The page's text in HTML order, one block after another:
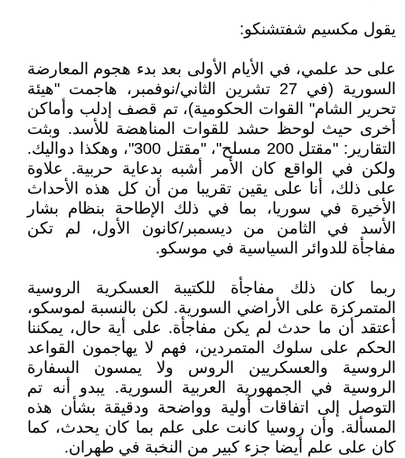
يقول مكسيم شفتشنكو:
على حد علمي، في الأيام الأولى بعد بدء هجوم المعارضة
السورية (في 27 تشرين الثاني/نوفمبر، هاجمت "هيئة
تحرير الشام" القوات الحكومية)، تم قصف إدلب وأماكن
أخرى حيث لوحظ حشد للقوات المناهضة للأسد. وبثت
التقارير: "مقتل 200 مسلح"، "مقتل 300"، وهكذا دواليك.
ولكن في الواقع كان الأمر أشبه بدعاية حربية. علاوة
على ذلك، أنا على يقين تقريبا من أن كل هذه الأحداث
الأخيرة في سوريا، بما في ذلك الإطاحة بنظام بشار
الأسد في الثامن من ديسمبر/كانون الأول، لم تكن
مفاجأة للدوائر السياسية في موسكو.
ربما كان ذلك مفاجأة للكتيبة العسكرية الروسية
المتمركزة على الأراضي السورية. لكن بالنسبة لموسكو،
أعتقد أن ما حدث لم يكن مفاجأة. على أية حال، يمكننا
الحكم على سلوك المتمردين، فهم لا يهاجمون القواعد
الروسية والعسكريين الروس ولا يمسون السفارة
الروسية في الجمهورية العربية السورية. يبدو أنه تم
التوصل إلى اتفاقات أولية وواضحة ودقيقة بشأن هذه
المسألة. وأن روسيا كانت على علم بما كان يحدث، كما
كان على علم أيضا جزء كبير من النخبة في طهران.